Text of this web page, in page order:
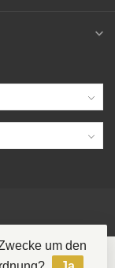
um den